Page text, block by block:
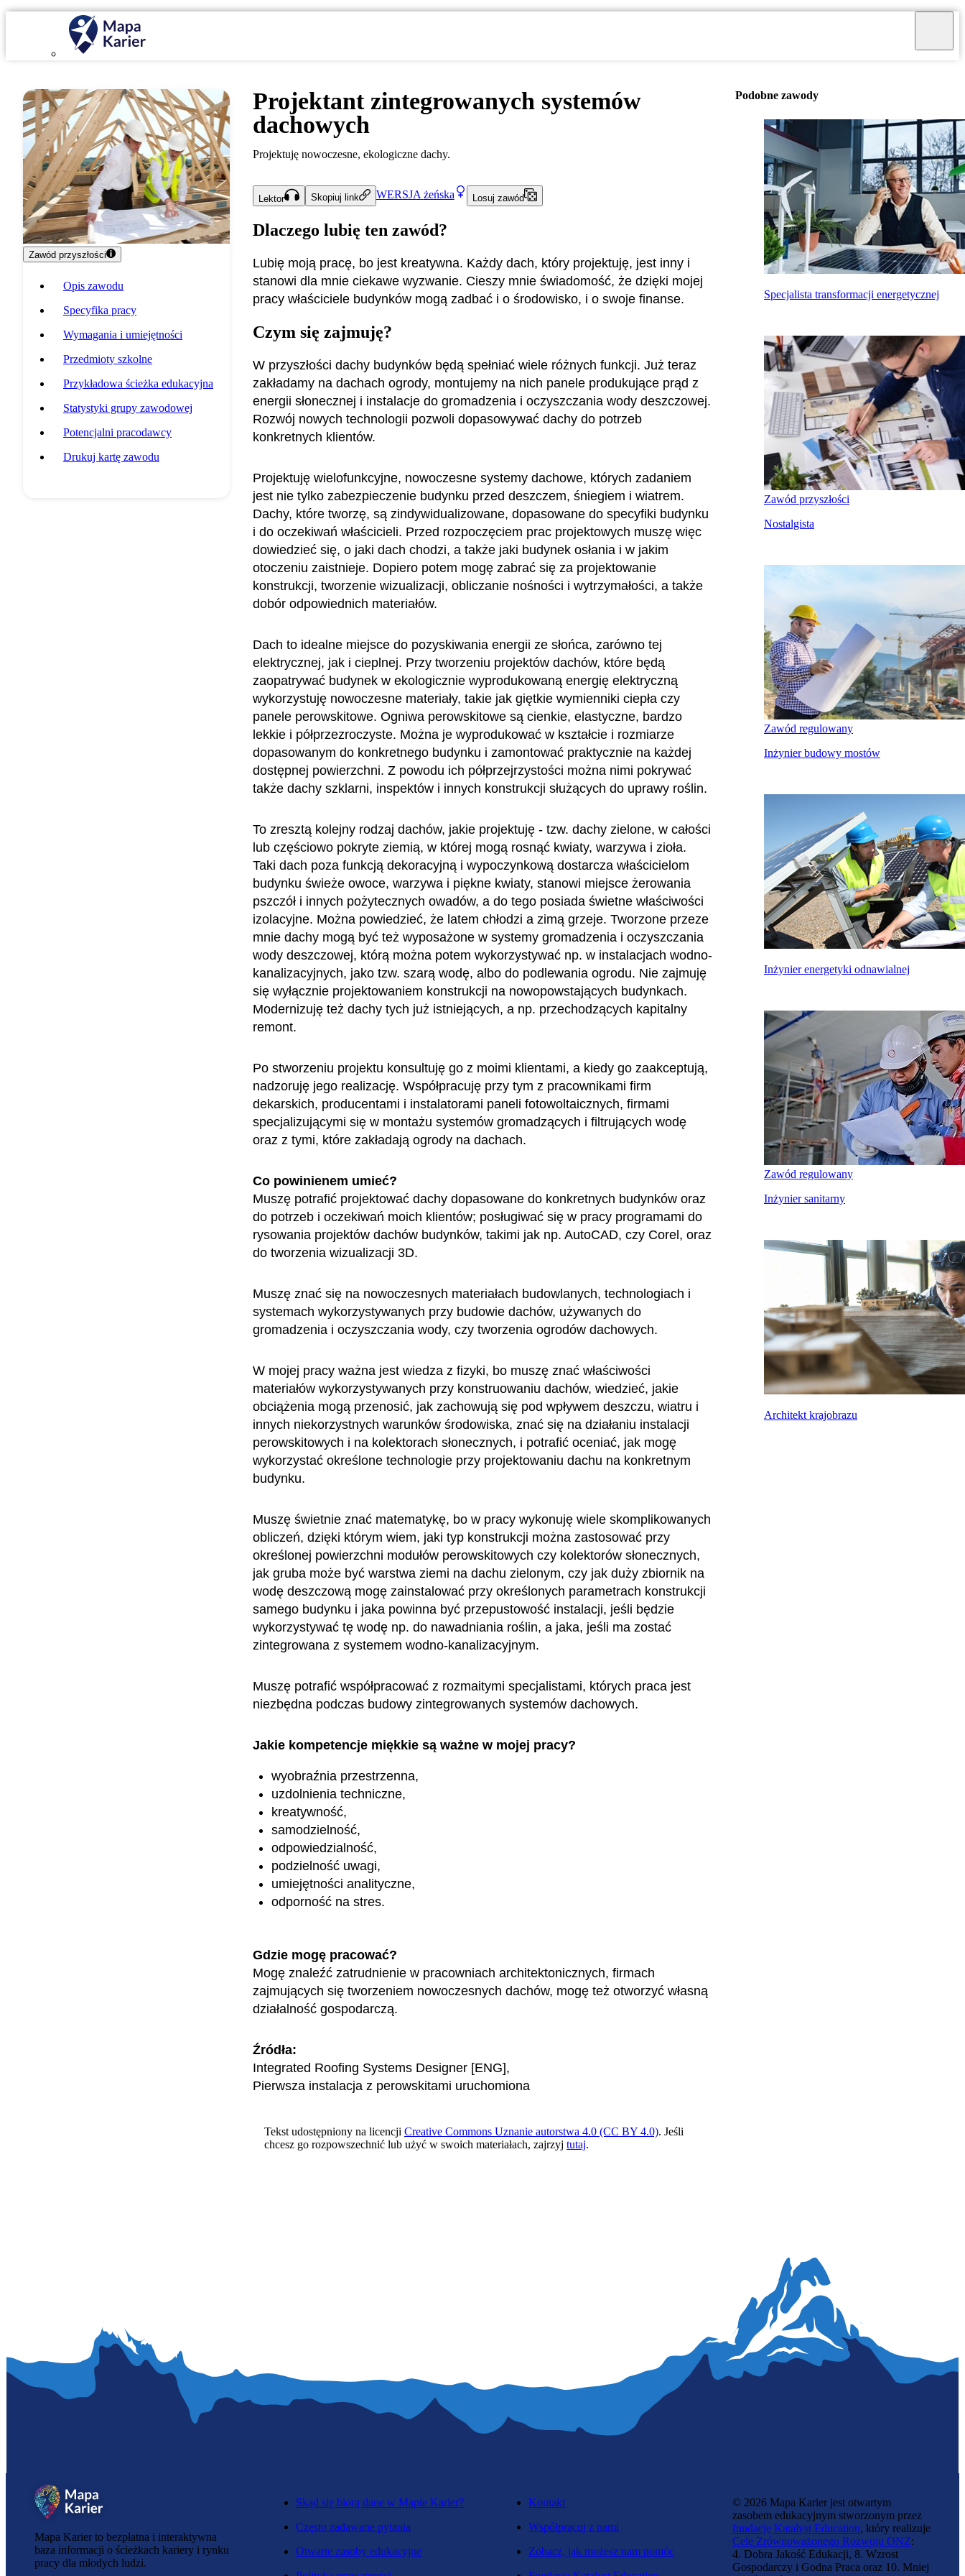
Zawód przyszłości
Opis zawodu
Specyfika pracy
Wymagania i umiejętności
Przedmioty szkolne
Przykładowa ścieżka edukacyjna
Statystyki grupy zawodowej
Potencjalni pracodawcy
Drukuj kartę zawodu
Projektant zintegrowanych systemów
dachowych
Projektuję nowoczesne, ekologiczne dachy.
Lektor Skopiuj link WERSJA żeńska Losuj zawód
Dlaczego lubię ten zawód?
Lubię moją pracę, bo jest kreatywna. Każdy dach, który projektuję, jest inny i
stanowi dla mnie ciekawe wyzwanie. Cieszy mnie świadomość, że dzięki mojej
pracy właściciele budynków mogą zadbać i o środowisko, i o swoje finanse.
Czym się zajmuję?
W przyszłości dachy budynków będą spełniać wiele różnych funkcji. Już teraz
zakładamy na dachach ogrody, montujemy na nich panele produkujące prąd z
energii słonecznej i instalacje do gromadzenia i oczyszczania wody deszczowej.
Rozwój nowych technologii pozwoli dopasowywać dachy do potrzeb
konkretnych klientów.
Projektuję wielofunkcyjne, nowoczesne systemy dachowe, których zadaniem
jest nie tylko zabezpieczenie budynku przed deszczem, śniegiem i wiatrem.
Dachy, które tworzę, są zindywidualizowane, dopasowane do specyfiki budynku
i do oczekiwań właścicieli. Przed rozpoczęciem prac projektowych muszę więc
dowiedzieć się, o jaki dach chodzi, a także jaki budynek osłania i w jakim
otoczeniu zaistnieje. Dopiero potem mogę zabrać się za projektowanie
konstrukcji, tworzenie wizualizacji, obliczanie nośności i wytrzymałości, a także
dobór odpowiednich materiałów.
Dach to idealne miejsce do pozyskiwania energii ze słońca, zarówno tej
elektrycznej, jak i cieplnej. Przy tworzeniu projektów dachów, które będą
zaopatrywać budynek w ekologicznie wyprodukowaną energię elektryczną
wykorzystuję nowoczesne materiały, takie jak giętkie wymienniki ciepła czy
panele perowskitowe. Ogniwa perowskitowe są cienkie, elastyczne, bardzo
lekkie i półprzezroczyste. Można je wyprodukować w kształcie i rozmiarze
dopasowanym do konkretnego budynku i zamontować praktycznie na każdej
dostępnej powierzchni. Z powodu ich półprzejrzystości można nimi pokrywać
także dachy szklarni, inspektów i innych konstrukcji służących do uprawy roślin.
To zresztą kolejny rodzaj dachów, jakie projektuję - tzw. dachy zielone, w całości
lub częściowo pokryte ziemią, w której mogą rosnąć kwiaty, warzywa i zioła.
Taki dach poza funkcją dekoracyjną i wypoczynkową dostarcza właścicielom
budynku świeże owoce, warzywa i piękne kwiaty, stanowi miejsce żerowania
pszczół i innych pożytecznych owadów, a do tego posiada świetne właściwości
izolacyjne. Można powiedzieć, że latem chłodzi a zimą grzeje. Tworzone przeze
mnie dachy mogą być też wyposażone w systemy gromadzenia i oczyszczania
wody deszczowej, którą można potem wykorzystywać np. w instalacjach wodno-
kanalizacyjnych, jako tzw. szarą wodę, albo do podlewania ogrodu. Nie zajmuję
się wyłącznie projektowaniem konstrukcji na nowopowstających budynkach.
Modernizuję też dachy tych już istniejących, a np. przechodzących kapitalny
remont.
Po stworzeniu projektu konsultuję go z moimi klientami, a kiedy go zaakceptują,
nadzoruję jego realizację. Współpracuję przy tym z pracownikami firm
dekarskich, producentami i instalatorami paneli fotowoltaicznych, firmami
specjalizującymi się w montażu systemów gromadzących i filtrujących wodę
oraz z tymi, które zakładają ogrody na dachach.
Co powinienem umieć?
Muszę potrafić projektować dachy dopasowane do konkretnych budynków oraz
do potrzeb i oczekiwań moich klientów; posługiwać się w pracy programami do
rysowania projektów dachów budynków, takimi jak np. AutoCAD, czy Corel, oraz
do tworzenia wizualizacji 3D.
Muszę znać się na nowoczesnych materiałach budowlanych, technologiach i
systemach wykorzystywanych przy budowie dachów, używanych do
gromadzenia i oczyszczania wody, czy tworzenia ogrodów dachowych.
W mojej pracy ważna jest wiedza z fizyki, bo muszę znać właściwości
materiałów wykorzystywanych przy konstruowaniu dachów, wiedzieć, jakie
obciążenia mogą przenosić, jak zachowują się pod wpływem deszczu, wiatru i
innych niekorzystnych warunków środowiska, znać się na działaniu instalacji
perowskitowych i na kolektorach słonecznych, i potrafić oceniać, jak mogę
wykorzystać określone technologie przy projektowaniu dachu na konkretnym
budynku.
Muszę świetnie znać matematykę, bo w pracy wykonuję wiele skomplikowanych
obliczeń, dzięki którym wiem, jaki typ konstrukcji można zastosować przy
określonej powierzchni modułów perowskitowych czy kolektorów słonecznych,
jak gruba może być warstwa ziemi na dachu zielonym, czy jak duży zbiornik na
wodę deszczową mogę zainstalować przy określonych parametrach konstrukcji
samego budynku i jaka powinna być przepustowość instalacji, jeśli będzie
wykorzystywać tę wodę np. do nawadniania roślin, a jaka, jeśli ma zostać
zintegrowana z systemem wodno-kanalizacyjnym.
Muszę potrafić współpracować z rozmaitymi specjalistami, których praca jest
niezbędna podczas budowy zintegrowanych systemów dachowych.
Jakie kompetencje miękkie są ważne w mojej pracy?
wyobraźnia przestrzenna,
uzdolnienia techniczne,
kreatywność,
samodzielność,
odpowiedzialność,
podzielność uwagi,
umiejętności analityczne,
odporność na stres.
Gdzie mogę pracować?
Mogę znaleźć zatrudnienie w pracowniach architektonicznych, firmach
zajmujących się tworzeniem nowoczesnych dachów, mogę też otworzyć własną
działalność gospodarczą.
Źródła:
Integrated Roofing Systems Designer [ENG],
Pierwsza instalacja z perowskitami uruchomiona
Tekst udostępniony na licencji Creative Commons Uznanie autorstwa 4.0 (CC BY 4.0). Jeśli
chcesz go rozpowszechnić lub użyć w swoich materiałach, zajrzyj tutaj.
Podobne zawody
Specjalista transformacji energetycznej
Zawód przyszłości
Nostalgista
Zawód regulowany
Inżynier budowy mostów
Inżynier energetyki odnawialnej
Zawód regulowany
Inżynier sanitarny
Architekt krajobrazu
Mapa Karier to bezpłatna i interaktywna
baza informacji o ścieżkach kariery i rynku
pracy dla młodych ludzi.
Skąd się biorą dane w Mapie Karier?
Często zadawane pytania
Otwarte zasoby edukacyjne
Kontakt
Współpracuj z nami
Zobacz, jak możesz nam pomóc
© 2026 Mapa Karier jest otwartym
zasobem edukacyjnym stworzonym przez
fundację Katalyst Education, który realizuje
Cele Zrównoważonego Rozwoju ONZ:
4. Dobra Jakość Edukacji, 8. Wzrost
Gospodarczy i Godna Praca oraz 10. Mniej